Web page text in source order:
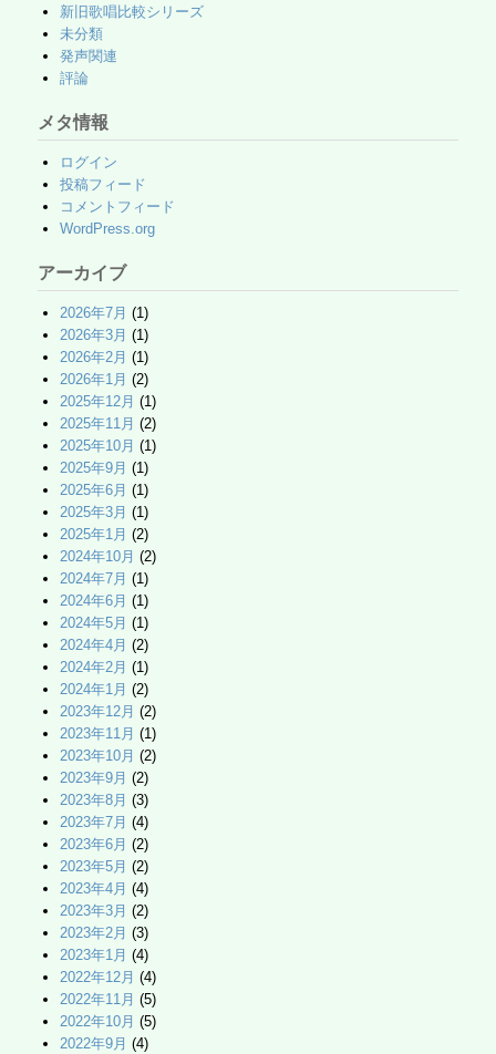
新旧歌唱比較シリーズ
未分類
発声関連
評論
メタ情報
ログイン
投稿フィード
コメントフィード
WordPress.org
アーカイブ
2026年7月 (1)
2026年3月 (1)
2026年2月 (1)
2026年1月 (2)
2025年12月 (1)
2025年11月 (2)
2025年10月 (1)
2025年9月 (1)
2025年6月 (1)
2025年3月 (1)
2025年1月 (2)
2024年10月 (2)
2024年7月 (1)
2024年6月 (1)
2024年5月 (1)
2024年4月 (2)
2024年2月 (1)
2024年1月 (2)
2023年12月 (2)
2023年11月 (1)
2023年10月 (2)
2023年9月 (2)
2023年8月 (3)
2023年7月 (4)
2023年6月 (2)
2023年5月 (2)
2023年4月 (4)
2023年3月 (2)
2023年2月 (3)
2023年1月 (4)
2022年12月 (4)
2022年11月 (5)
2022年10月 (5)
2022年9月 (4)